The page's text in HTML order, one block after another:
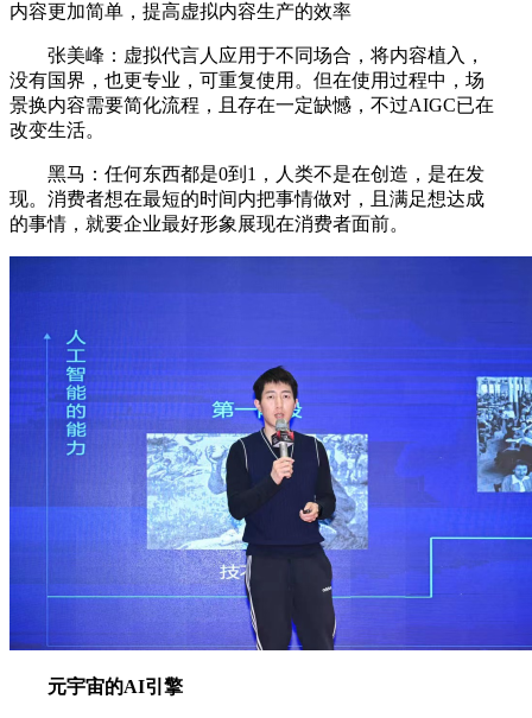
内容更加简单，提高虚拟内容生产的效率
张美峰：虚拟代言人应用于不同场合，将内容植入，
没有国界，也更专业，可重复使用。但在使用过程中，场
景换内容需要简化流程，且存在一定缺憾，不过AIGC已在
改变生活。
黑马：任何东西都是0到1，人类不是在创造，是在发
现。消费者想在最短的时间内把事情做对，且满足想达成
的事情，就要企业最好形象展现在消费者面前。
元宇宙的AI引擎